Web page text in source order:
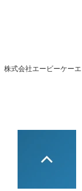
株式会社エービーケーエ